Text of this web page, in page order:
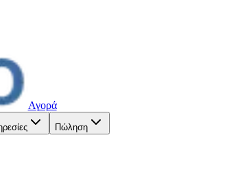
Αγορά
Πώληση